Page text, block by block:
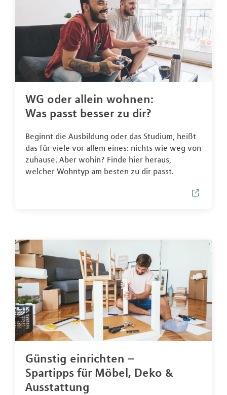
WG oder allein wohnen:
Was passt besser zu dir?
Beginnt die Ausbildung oder das Studium, heißt
das für viele vor allem eines: nichts wie weg von
zuhause. Aber wohin? Finde hier heraus,
welcher Wohntyp am besten zu dir passt.
Günstig einrichten –
Spartipps für Möbel, Deko &
Ausstattung